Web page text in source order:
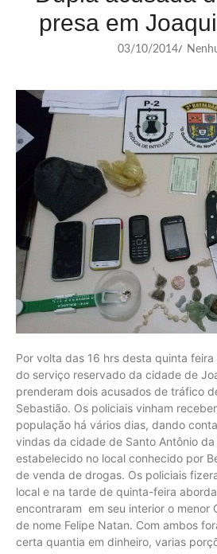
presa em
03/10/2014/
Por volta das 16 hrs desta quinta
do serviço reservado da cidade de
prenderam dois acusados de tráfico
Sebastião. Os policiais vinham
população há vários dias, dando
vindas da cidade de Santo Antônio
estabelecido no local conhecido por
de venda de drogas. Os policiais
local e na tarde de quinta-feira
encontraram em seu interior o menor
de nome Felipe Natan. Com ambos
certa quantia em dinheiro, varias